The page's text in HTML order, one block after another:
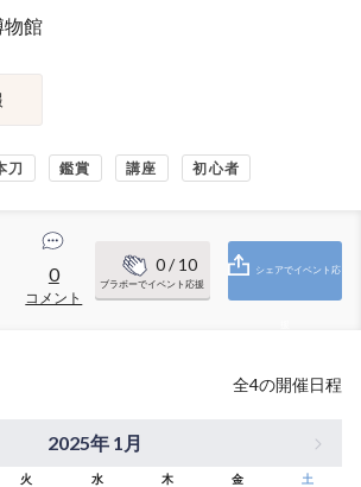
物館
刀 鑑賞 講座 初心者
0
コメント
0/ 10
ブラボーでイベント応援
シェアでイベント応
全4の開催日程
2025年 1月
火 水 木 金 土